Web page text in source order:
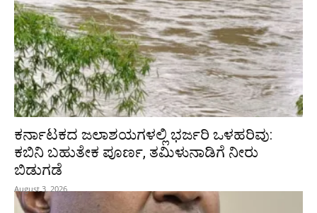
ಕರ್ನಾಟಕದ ಜಲಾಶಯಗಳಲ್ಲಿ ಭರ್ಜರಿ ಒಳಹರಿವು:
ಕಬಿನಿ ಬಹುತೇಕ ಪೂರ್ಣ, ತಮಿಳುನಾಡಿಗೆ ನೀರು
ಬಿಡುಗಡೆ
August 3, 2026